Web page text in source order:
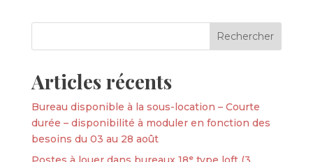
Articles récents
Bureau disponible à la sous-location – Courte
durée – disponibilité à moduler en fonction des
besoins du 03 au 28 août